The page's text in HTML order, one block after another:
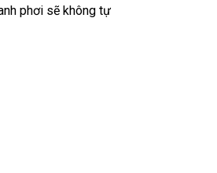
phơi sẽ không tự